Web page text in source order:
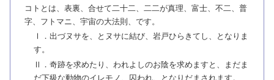
コトとは、表裏、合せて二十二、二二が真理、富士、不二、普
字、フトマニ、宇宙の大法則、です。
Ⅰ．出づヌサを、とヌサに結び、岩戸ひらきてし、となりま
す。
Ⅱ．奇跡を求めたり、われよしのお陰を求めますと、まだま
だ下級な動物のイレモノ、囚われ、となりだまされます。